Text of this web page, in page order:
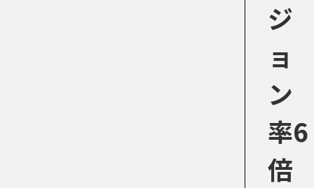
ジ
ョ
ン
率6
倍